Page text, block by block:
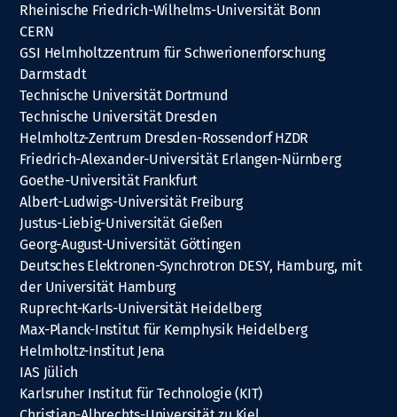
Rheinische Friedrich-Wilhelms-Universität Bonn
CERN
GSI Helmholtzzentrum für Schwerionenforschung
Darmstadt
Technische Universität Dortmund
Technische Universität Dresden
Helmholtz-Zentrum Dresden-Rossendorf HZDR
Friedrich-Alexander-Universität Erlangen-Nürnberg
Goethe-Universität Frankfurt
Albert-Ludwigs-Universität Freiburg
Justus-Liebig-Universität Gießen
Georg-August-Universität Göttingen
Deutsches Elektronen-Synchrotron DESY, Hamburg, mit
der Universität Hamburg
Ruprecht-Karls-Universität Heidelberg
Max-Planck-Institut für Kernphysik Heidelberg
Helmholtz-Institut Jena
IAS Jülich
Karlsruher Institut für Technologie (KIT)